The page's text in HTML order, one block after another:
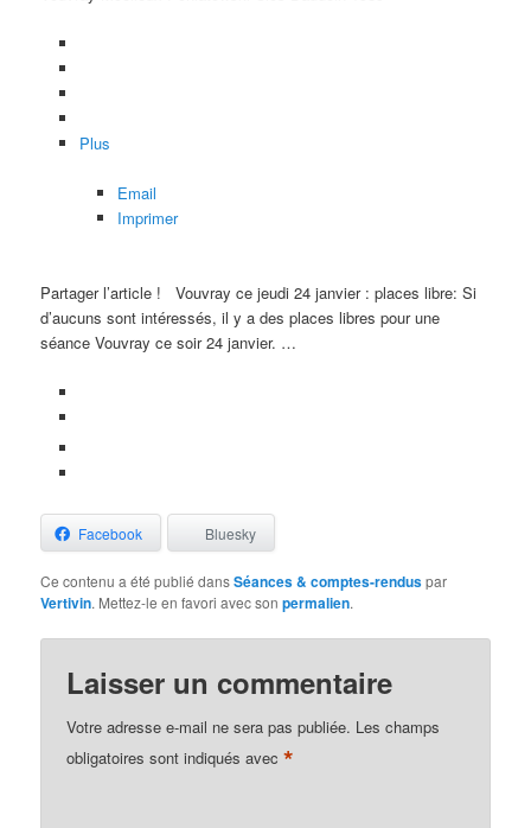
Plus
Email
Imprimer
Partager l’article !
Vouvray ce jeudi 24 janvier : places libre: Si
d’aucuns sont intéressés, il y a des places libres pour une
séance Vouvray ce soir 24 janvier. …
Facebook Bluesky
Ce contenu a été publié dansSéances & comptes-renduspar
Vertivin. Mettez-le en favori avec sonpermalien.
Laisser un commentaire
Votre adresse e-mail ne sera pas publiée. Les champs
obligatoires sont indiqués avec*